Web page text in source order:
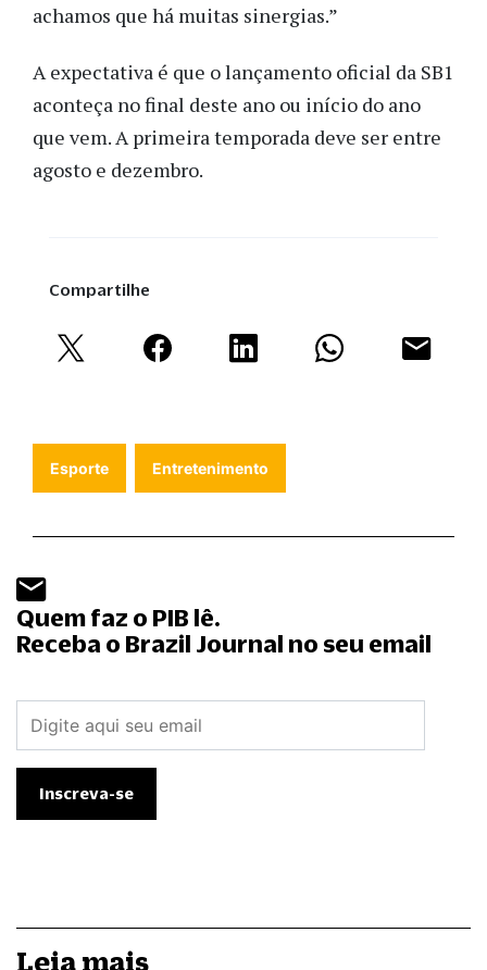
achamos que há muitas sinergias.”
A expectativa é que o lançamento oficial da SB1
aconteça no final deste ano ou início do ano
que vem. A primeira temporada deve ser entre
agosto e dezembro.
Compartilhe
Esporte Entretenimento
Quem faz o PIB lê.
Receba o Brazil Journal no seu email
Leia mais